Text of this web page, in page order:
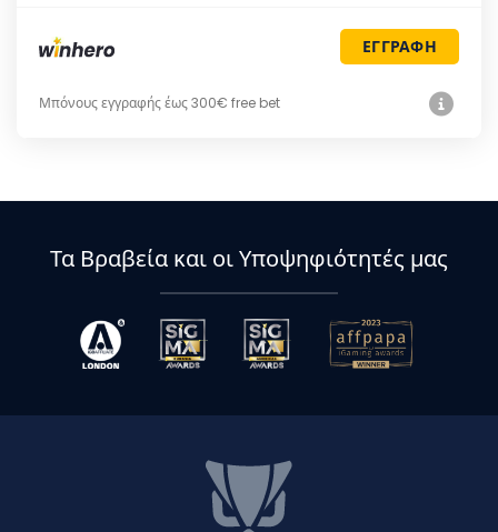
ΕΓΓΡΑΦΗ
Μπόνους εγγραφής έως 300€ free bet
Τα Βραβεία και οι Υποψηφιότητές μας